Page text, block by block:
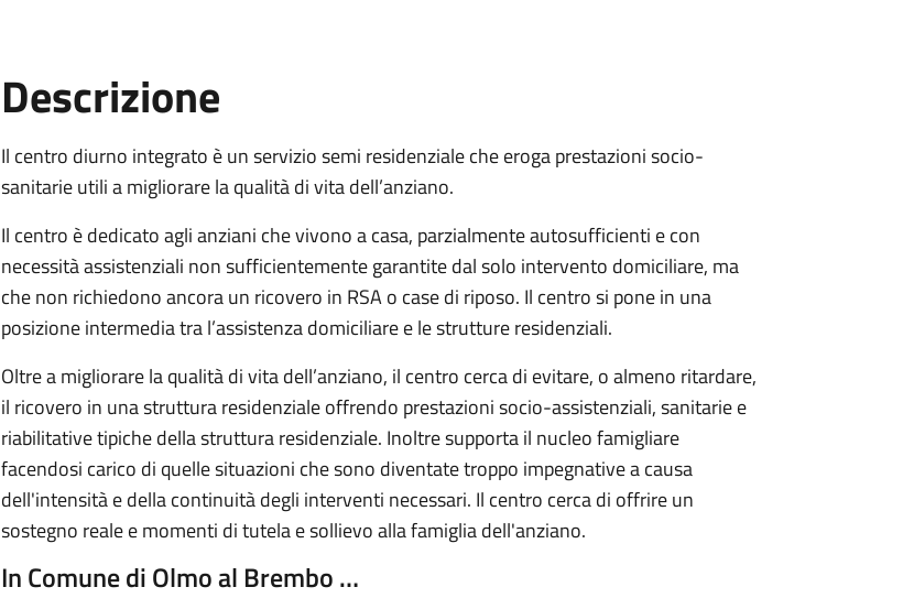
Descrizione
Il centro diurno integrato è un servizio semi residenziale che eroga prestazioni socio-
sanitarie utili a migliorare la qualità di vita dell’anziano.
Il centro è dedicato agli anziani che vivono a casa, parzialmente autosufficienti e con
necessità assistenziali non sufficientemente garantite dal solo intervento domiciliare, ma
che non richiedono ancora un ricovero in RSA o case di riposo. Il centro si pone in una
posizione intermedia tra l’assistenza domiciliare e le strutture residenziali.
Oltre a migliorare la qualità di vita dell’anziano, il centro cerca di evitare, o almeno ritardare,
il ricovero in una struttura residenziale offrendo prestazioni socio-assistenziali, sanitarie e
riabilitative tipiche della struttura residenziale. Inoltre supporta il nucleo famigliare
facendosi carico di quelle situazioni che sono diventate troppo impegnative a causa
dell'intensità e della continuità degli interventi necessari. Il centro cerca di offrire un
sostegno reale e momenti di tutela e sollievo alla famiglia dell'anziano.
In Comune di Olmo al Brembo …